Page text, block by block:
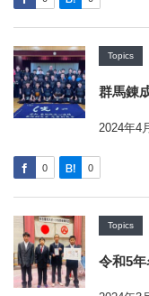
Topics
群馬錬
2024年4
0 0
Topics
令和5